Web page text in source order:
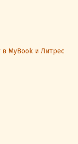
в MyBook и Литрес